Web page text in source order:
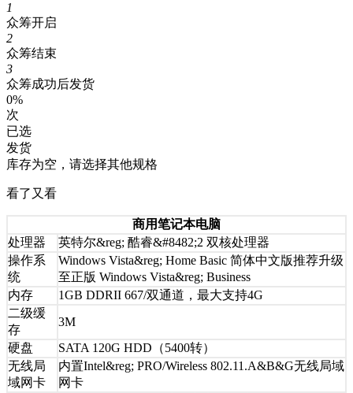
1
众筹开启
2
众筹结束
3
众筹成功后发货
0%
次
已选
发货
库存为空，请选择其他规格
看了又看
商用笔记本电脑
处理器
英特尔&reg; 酷睿&#8482;2 双核处理器
操作系
统
Windows Vista&reg; Home Basic 简体中文版推荐升级
至正版 Windows Vista&reg; Business
内存
1GB DDRII 667/双通道，最大支持4G
二级缓
存
3M
硬盘
SATA 120G HDD（5400转）
无线局
域网卡
内置Intel&reg; PRO/Wireless 802.11.A&B&G无线局域
网卡